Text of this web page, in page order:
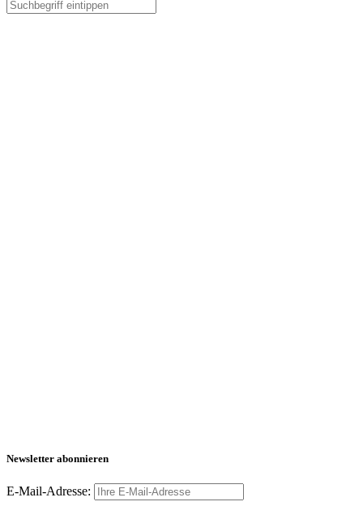
Newsletter abonnieren
E-Mail-Adresse: